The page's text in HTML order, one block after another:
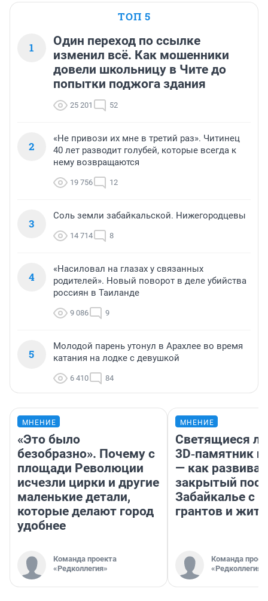
ТОП 5
1
Один переход по ссылке
изменил всё. Как мошенники
довели школьницу в Чите до
попытки поджога здания
25 201 52
2
«Не привози их мне в третий раз». Читинец
40 лет разводит голубей, которые всегда к
нему возвращаются
19 756 12
3
Соль земли забайкальской. Нижегородцевы
14 714 8
4
«Насиловал на глазах у связанных
родителей». Новый поворот в деле убийства
россиян в Таиланде
9 086 9
5
Молодой парень утонул в Арахлее во время
катания на лодке с девушкой
6 410 84
МНЕНИЕ
«Это было
безобразно». Почему с
площади Революции
исчезли цирки и другие
маленькие детали,
которые делают город
удобнее
Команда проекта
«Редколлегия»
МНЕНИЕ
Светящиеся
3D‑памятник и
— как
закрытый
Забайкалье с
грантов и
Команда
«Редколлегия»